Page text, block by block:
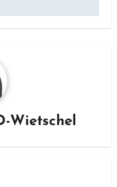
Wietschel